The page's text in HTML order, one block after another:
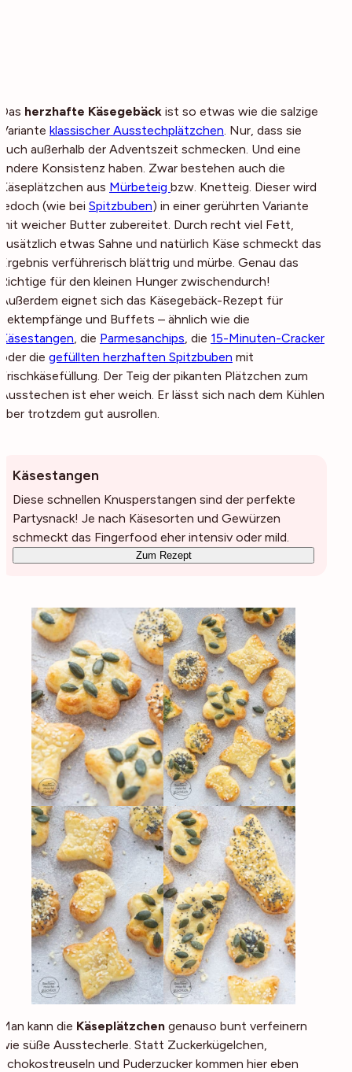
Das herzhafte Käsegebäck ist so etwas wie die salzige
Variante klassischer Ausstechplätzchen. Nur, dass sie
auch außerhalb der Adventszeit schmecken. Und eine
andere Konsistenz haben. Zwar bestehen auch die
Käseplätzchen aus Mürbeteig bzw. Knetteig. Dieser wird
jedoch (wie bei Spitzbuben) in einer gerührten Variante
mit weicher Butter zubereitet. Durch recht viel Fett,
zusätzlich etwas Sahne und natürlich Käse schmeckt das
Ergebnis verführerisch blättrig und mürbe. Genau das
Richtige für den kleinen Hunger zwischendurch!
Außerdem eignet sich das Käsegebäck-Rezept für
Sektempfänge und Buffets – ähnlich wie die
Käsestangen, die Parmesanchips, die 15-Minuten-Cracker
oder die gefüllten herzhaften Spitzbuben mit
Frischkäsefüllung. Der Teig der pikanten Plätzchen zum
Ausstechen ist eher weich. Er lässt sich nach dem Kühlen
aber trotzdem gut ausrollen.
Käsestangen
Diese schnellen Knusperstangen sind der perfekte
Partysnack! Je nach Käsesorten und Gewürzen
schmeckt das Fingerfood eher intensiv oder mild.
Zum Rezept
Man kann die Käseplätzchen genauso bunt verfeinern
wie süße Ausstecherle. Statt Zuckerkügelchen,
Schokostreuseln und Puderzucker kommen hier eben